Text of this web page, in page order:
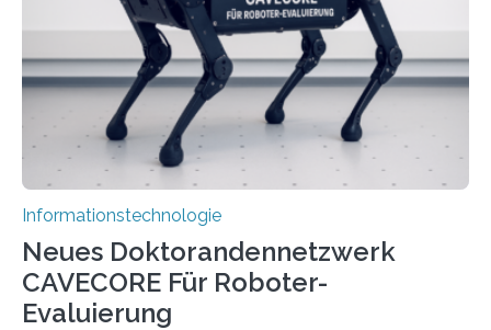
sind voneinander getrennt und die Datenübertragung
bremst komplexe Anwendungen aus. Da KI-Modelle
immer größer werden und riesige Datenmengen
verarbeiten müssen, steigt der Bedarf an neuen
Rechenarchitekturen. Neben Quantencomputern
rücken dabei insbesondere…
Informationstechnologie
Neues Doktorandennetzwerk
CAVECORE Für Roboter-
Evaluierung